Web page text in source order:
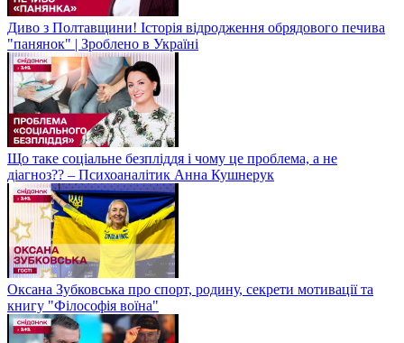
Диво з Полтавщини! Історія відродження обрядового печива
"панянок" | Зроблено в Україні
Що таке соціальне безпліддя і чому це проблема, а не
діагноз?? – Психоаналітик Анна Кушнерук
Оксана Зубковська про спорт, родину, секрети мотивації та
книгу "Філософія воїна"